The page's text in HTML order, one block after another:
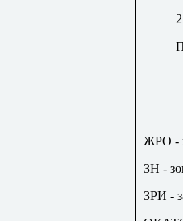
ЖРО -
ЗН -
ЗРИ -